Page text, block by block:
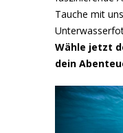
Tauche mit
Wähle jetzt
dein